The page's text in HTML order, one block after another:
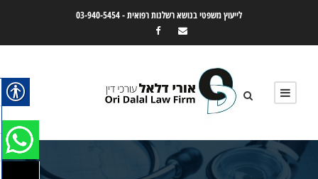
לייעוץ משפטי בנושא רשלנות רפואית -03-940-5454